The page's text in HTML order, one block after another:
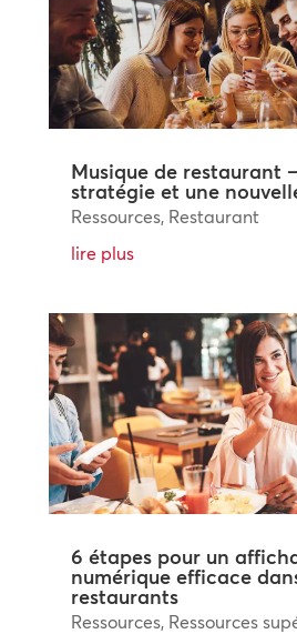
Musique de restaurant
stratégie et une
Ressources, Restaurant
lire plus
6 étapes pour un
numérique efficace
restaurants
Ressources, Ressources